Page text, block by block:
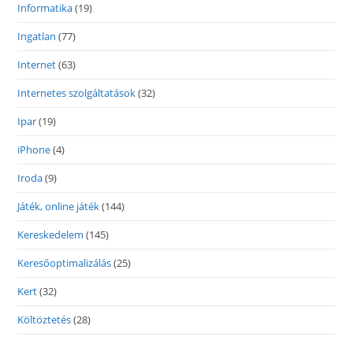
Informatika(19)
Ingatlan (77)
Internet(63)
Internetes szolgáltatások(32)
Ipar(19)
iPhone(4)
Iroda(9)
Játék, online játék(144)
Kereskedelem (145)
Keresőoptimalizálás(25)
Kert(32)
Költöztetés(28)